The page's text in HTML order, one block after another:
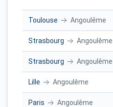
Toulouse Angoulême
Strasbourg Angoulême
Strasbourg Angoulême
Lille Angoulême
Paris Angoulême